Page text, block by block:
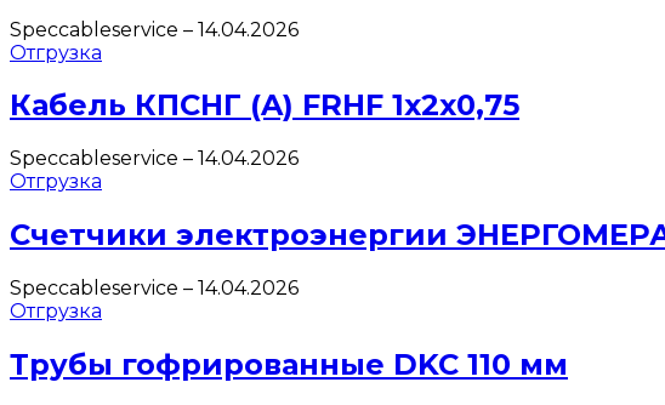
Speccableservice – 14.04.2026
Отгрузка
Кабель КПСНГ (A) FRHF 1х2х0,75
Speccableservice – 14.04.2026
Отгрузка
Счетчики электроэнергии
Speccableservice – 14.04.2026
Отгрузка
Трубы гофрированные DKC 110 мм